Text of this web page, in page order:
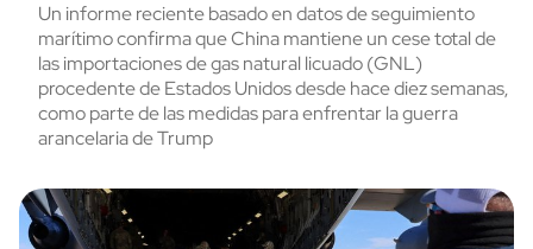
Un informe reciente basado en datos de seguimiento
marítimo confirma que China mantiene un cese total de
las importaciones de gas natural licuado (GNL)
procedente de Estados Unidos desde hace diez semanas,
como parte de las medidas para enfrentar la guerra
arancelaria de Trump